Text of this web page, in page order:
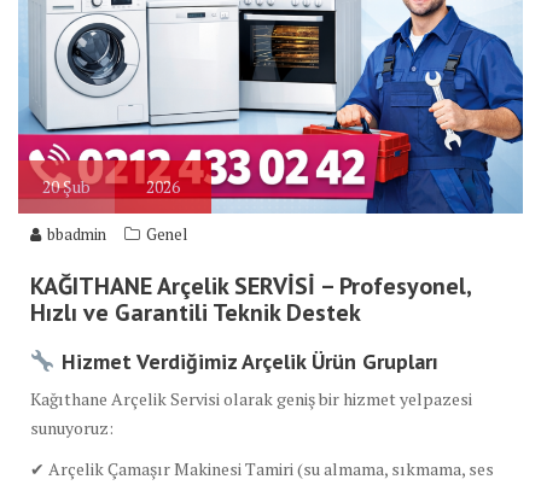
20Şub 2026
bbadmin Genel
KAĞITHANEArçelikSERVİSİ – Profesyonel,
Hızlı ve Garantili Teknik Destek
Hizmet Verdiğimiz Arçelik Ürün Grupları
Kağıthane Arçelik Servisi olarak geniş bir hizmet yelpazesi
sunuyoruz:
✔ Arçelik Çamaşır Makinesi Tamiri (su almama, sıkmama, ses